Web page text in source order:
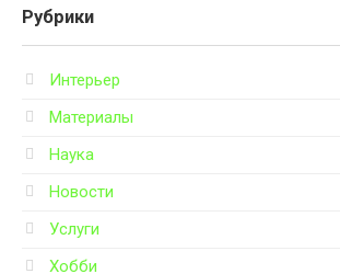
Рубрики
Интерьер
Материалы
Наука
Новости
Услуги
Хобби